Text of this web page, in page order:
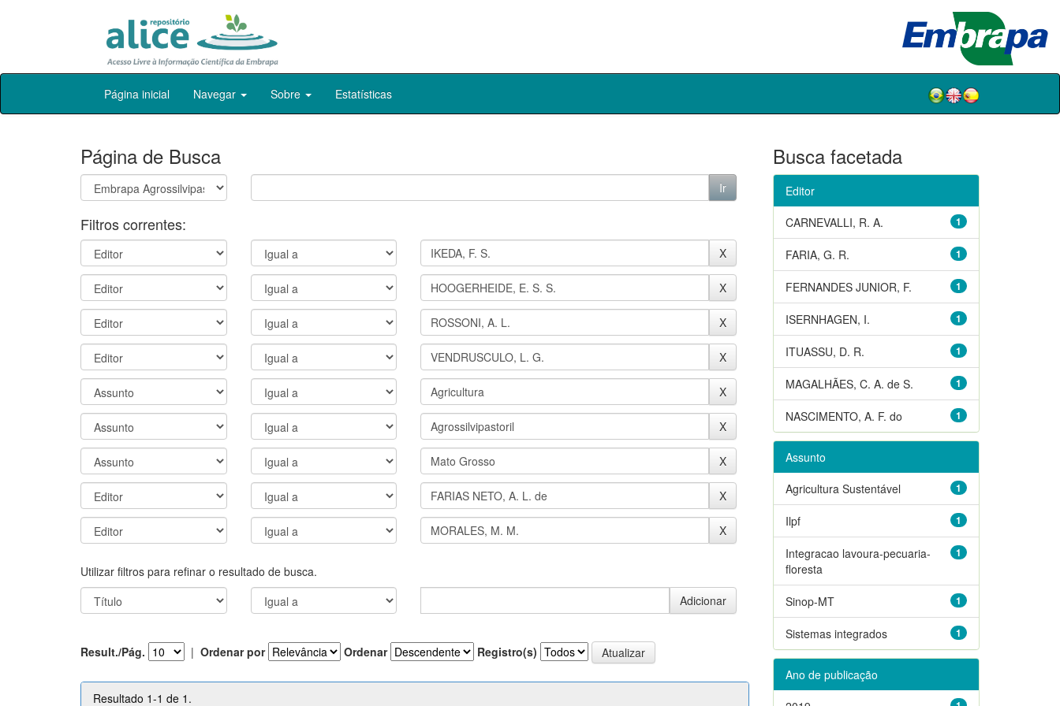
Skip
Página inicial Navegar Sobre Estatísticas
Página de Busca
Filtros correntes:
Utilizar filtros para refinar o resultado de busca.
Result./Pág. | Ordenar por Ordenar Registro(s)
Resultado 1-1 de 1.
Busca facetada
Editor
1
CARNEVALLI, R. A.
1
FARIA, G. R.
1
FERNANDES JUNIOR, F.
1
ISERNHAGEN, I.
1
ITUASSU, D. R.
1
MAGALHÃES, C. A. de S.
1
NASCIMENTO, A. F. do
Assunto
1
Agricultura Sustentável
1
Ilpf
1
Integracao lavoura-pecuaria-
floresta
1
Sinop-MT
1
Sistemas integrados
Ano de publicação